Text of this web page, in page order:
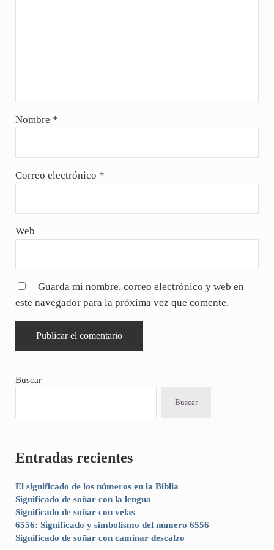
Nombre *
Correo electrónico *
Web
Guarda mi nombre, correo electrónico y web en
este navegador para la próxima vez que comente.
Sidebar
Buscar
Buscar
Entradas recientes
El significado de los números en la Biblia
Significado de soñar con la lengua
Significado de soñar con velas
6556: Significado y simbolismo del número 6556
Significado de soñar con caminar descalzo